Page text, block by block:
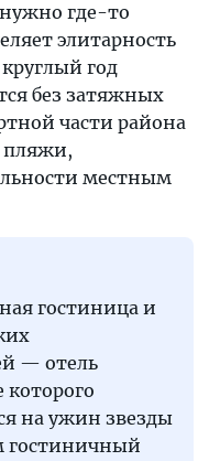
где-то
элитарность
год
без затяжных
части района
пляжи,
местным
гостиница и
— отель
которого
на ужин звезды
гостиничный